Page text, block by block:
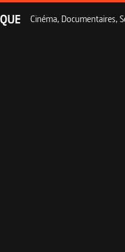
Cinéma, Documentaires,